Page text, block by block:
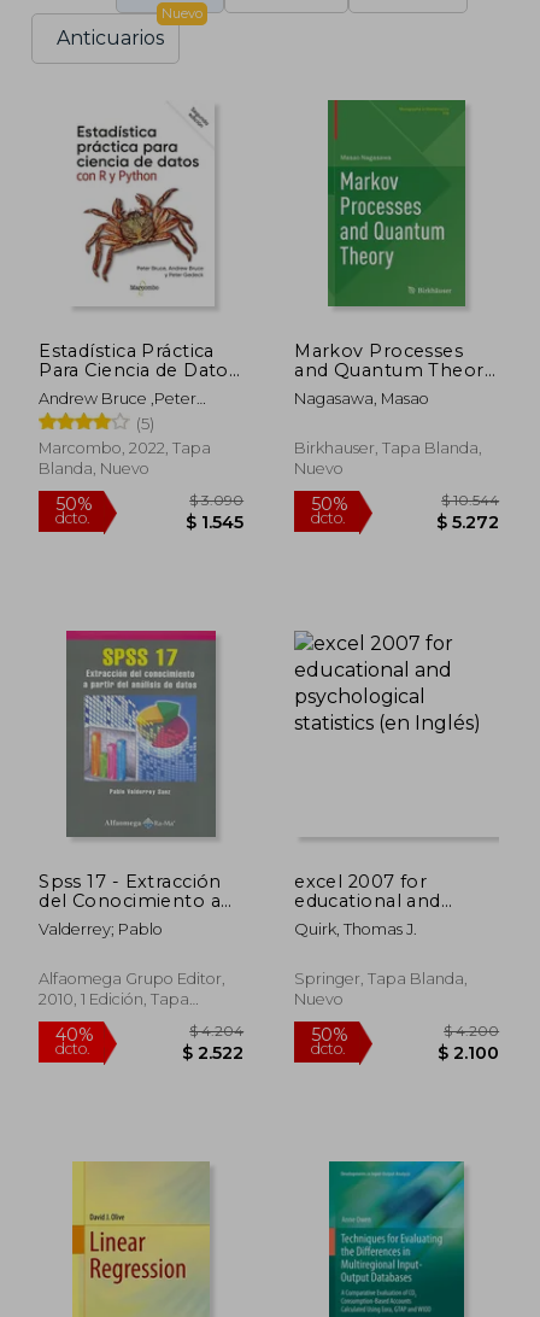
Anticuarios
Nuevo
Estadística Práctica
Para Ciencia de Datos
con r y Python
Andrew Bruce ,Peter
Bruce,Peter Gedeck
Gedeck
(5)
Marcombo, 2022, Tapa
Blanda, Nuevo
50%
dcto.
Markov Processes
and Quantum Theory
(en Inglés)
Nagasawa, Masao
Birkhauser, Tapa Blanda,
Nuevo
50%
dcto.
Spss 17 - Extracción
del Conocimiento a
Partir del Análisis de
Datos
Valderrey; Pablo
Alfaomega Grupo Editor,
2010, 1 Edición, Tapa
Blanda, Nuevo
40%
dcto.
excel 2007 for
educational and
psychological
statistics (en Inglés)
Quirk, Thomas J.
Springer, Tapa Blanda,
Nuevo
50%
dcto.